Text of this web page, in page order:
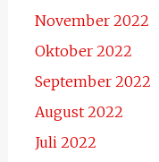
November 2022
Oktober 2022
September 2022
August 2022
Juli 2022